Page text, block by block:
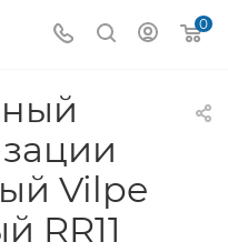
0
Vilpe
RR11